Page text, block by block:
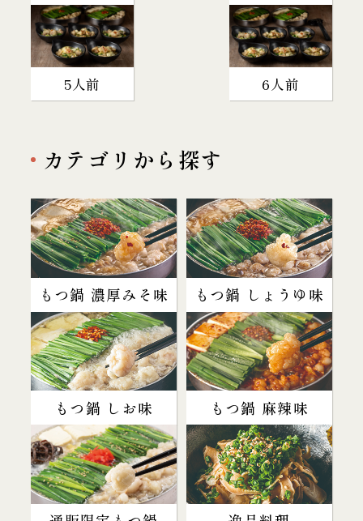
5人前 6人前
カテゴリから探す
もつ鍋 濃厚みそ味 もつ鍋 しょうゆ味
もつ鍋 しお味 もつ鍋 麻辣味